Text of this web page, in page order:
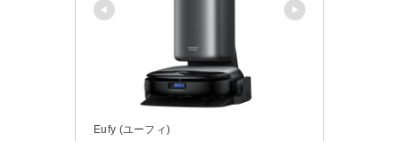
Eufy (ユーフィ)